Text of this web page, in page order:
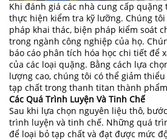
Khi đánh giá các nhà cung cấp
thực hiện kiểm tra kỹ lưỡng. Chúng
pháp khai thác, biện pháp kiểm soát
trong ngành công nghiệp của họ.
báo cáo phân tích hóa học chi tiết để
của các loại quặng. Bằng cách lựa
lượng cao, chúng tôi có thể giảm
tạp chất trong thanh titan thành
Các Quá Trình Luyện Và Tinh Chế
Sau khi lựa chọn nguyên liệu thô,
trình luyện và tinh chế. Những quá
để loại bỏ tạp chất và đạt được mức